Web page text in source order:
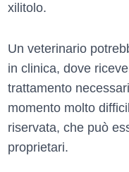
xilitolo.
Un veterinario
in clinica, dove
trattamento
momento molto
riservata, che può
proprietari.